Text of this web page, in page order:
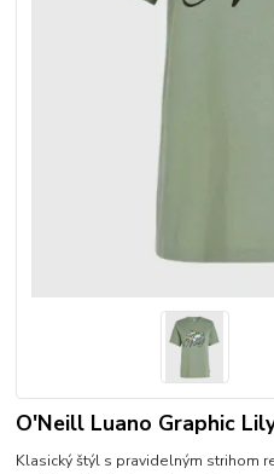
O'Neill Luano Graphic
Klasický štýl s pravidelným strihom